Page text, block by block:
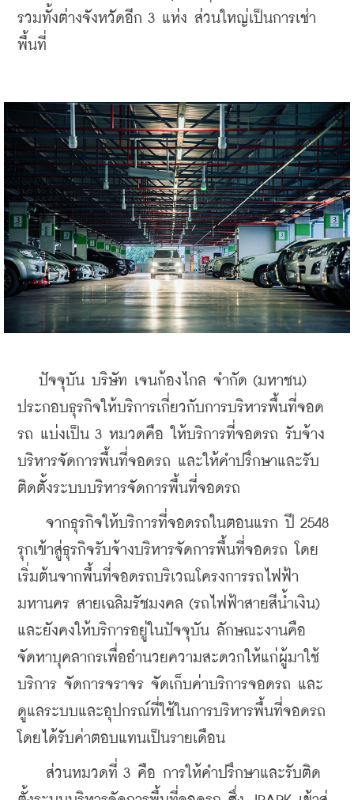
รวมทั้งต่างจังหวัดอีก 3 แห่ง ส่วนใหญ่เป็นการเช่า
พื้นที่
ปัจจุบัน บริษัท เจนก้องไกล จำกัด (มหาชน)
ประกอบธุรกิจให้บริการเกี่ยวกับการบริหารพื้นที่จอด
รถ แบ่งเป็น 3 หมวดคือ ให้บริการที่จอดรถ รับจ้าง
บริหารจัดการพื้นที่จอดรถ และให้คำปรึกษาและรับ
ติดตั้งระบบบริหารจัดการพื้นที่จอดรถ
จากธุรกิจให้บริการที่จอดรถในตอนแรก ปี 2548
รุกเข้าสู่ธุรกิจรับจ้างบริหารจัดการพื้นที่จอดรถ โดย
เริ่มต้นจากพื้นที่จอดรถบริเวณโครงการรถไฟฟ้า
มหานคร สายเฉลิมรัชมงคล (รถไฟฟ้าสายสีน้ำเงิน)
และยังคงให้บริการอยู่ในปัจจุบัน ลักษณะงานคือ
จัดหาบุคลากรเพื่ออำนวยความสะดวกให้แก่ผู้มาใช้
บริการ จัดการจราจร จัดเก็บค่าบริการจอดรถ และ
ดูแลระบบและอุปกรณ์ที่ใช้ในการบริหารพื้นที่จอดรถ
โดยได้รับค่าตอบแทนเป็นรายเดือน
ส่วนหมวดที่ 3 คือ การให้คำปรึกษาและรับติด